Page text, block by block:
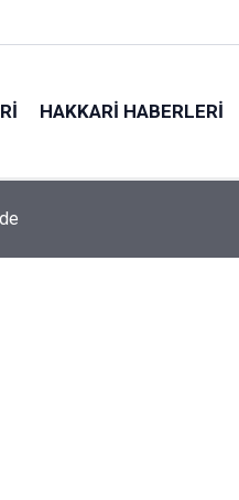
HAKKARI HABERLERI
meclise taşıdı